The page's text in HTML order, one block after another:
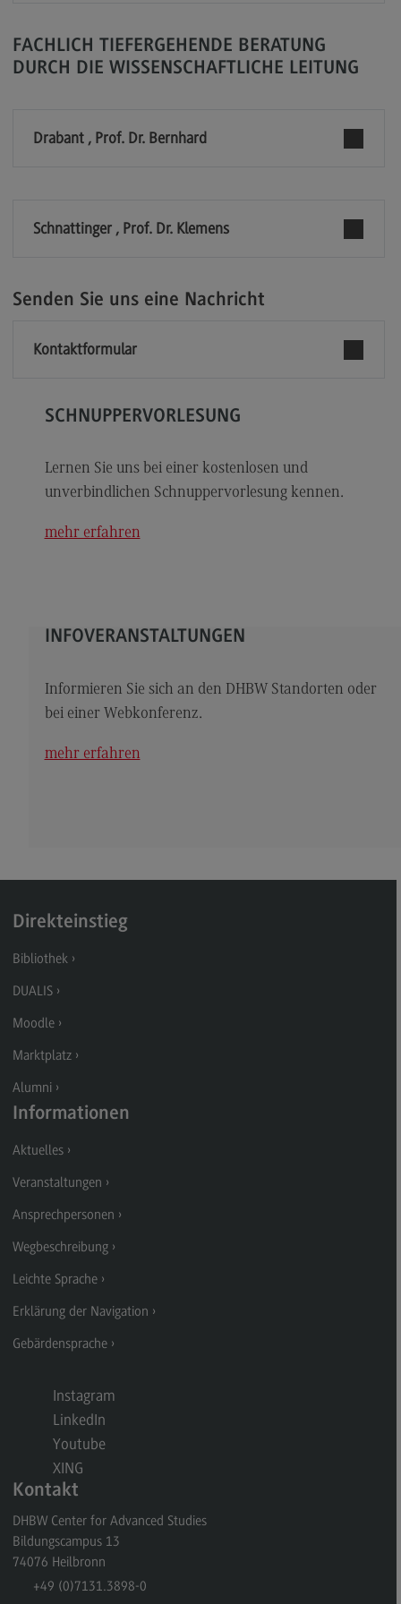
Berufsperspektiven
Digital Business Management
Modulangebot
Kontakt
Elektrotechnik und Informationstechnik
Profil-O-Mat Elektrotechnik und
Informationstechnik
(External link)
Entrepreneurship
Entrepreneurship
Modulangebot
Executive Engineering
Modulangebot
Governance Sozialer Arbeit
Modulangebot
Kontakt
Informatik
Informatik
Profil-O-Mat Informatik
FACHLICH TIEFERGEHENDE BERATUNG
DURCH DIE WISSENSCHAFTLICHE LEITUNG
Drabant , Prof. Dr. Bernhard
Schnattinger , Prof. Dr. Klemens
Senden Sie uns eine Nachricht
Kontaktformular
SCHNUPPERVORLESUNG
Lernen Sie uns bei einer kostenlosen und
unverbindlichen Schnuppervorlesung kennen.
mehr erfahren
INFOVERANSTALTUNGEN
Informieren Sie sich an den DHBW Standorten oder
bei einer Webkonferenz.
mehr erfahren
Direkteinstieg
Bibliothek
DUALIS
Moodle
Marktplatz
Alumni
Informationen
Aktuelles
Veranstaltungen
Ansprechpersonen
Wegbeschreibung
Leichte Sprache
Erklärung der Navigation
Gebärdensprache
Instagram
LinkedIn
Youtube
XING
Kontakt
DHBW Center for Advanced Studies
Bildungscampus 13
74076 Heilbronn
+49 (0)7131.3898-0